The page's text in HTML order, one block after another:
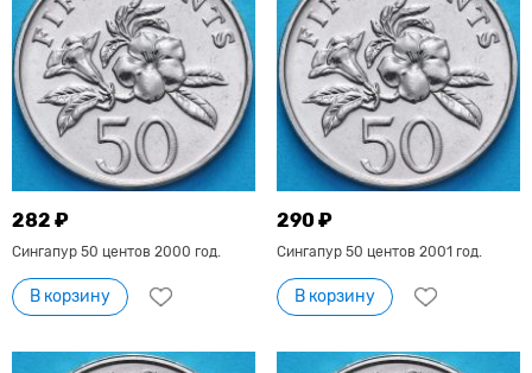
282 ₽
Сингапур 50 центов 2000 год.
В корзину
290 ₽
Сингапур 50 центов 2001 год.
В корзину